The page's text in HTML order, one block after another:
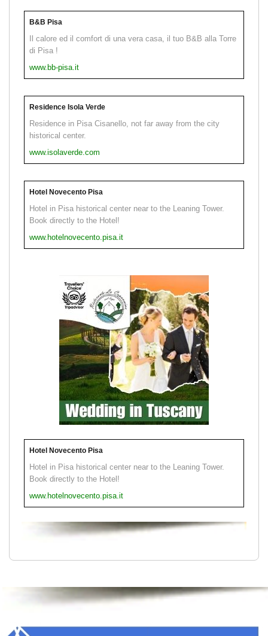
B&B Pisa
Il calore ed il comfort di una vera casa, il tuo B&B alla Torre
di Pisa !
www.bb-pisa.it
Residence Isola Verde
Residence in Pisa Cisanello, not far away from the city
historical center.
www.isolaverde.com
Hotel Novecento Pisa
Hotel in Pisa historical center near to the Leaning Tower.
Book directly to the Hotel!
www.hotelnovecento.pisa.it
Hotel Novecento Pisa
Hotel in Pisa historical center near to the Leaning Tower.
Book directly to the Hotel!
www.hotelnovecento.pisa.it